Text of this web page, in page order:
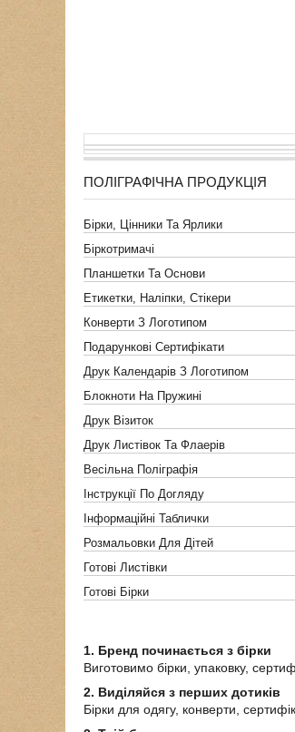
ПОЛІГРАФІЧНА ПРОДУКЦІЯ
Бірки, Цінники Та Ярлики
Біркотримачі
Планшетки Та Основи
Етикетки, Наліпки, Стікери
Конверти З Логотипом
Подарункові Сертифікати
Друк Календарів З Логотипом
Блокноти На Пружині
Друк Візиток
Друк Листівок Та Флаерів
Весільна Поліграфія
Інструкції По Догляду
Інформаційні Таблички
Розмальовки Для Дітей
Готові Листівки
Готові Бірки
1. Бренд починається з бірки
Виготовимо бірки, упаковку,
2. Виділяйся з перших дотиків
Бірки для одягу, конверти,